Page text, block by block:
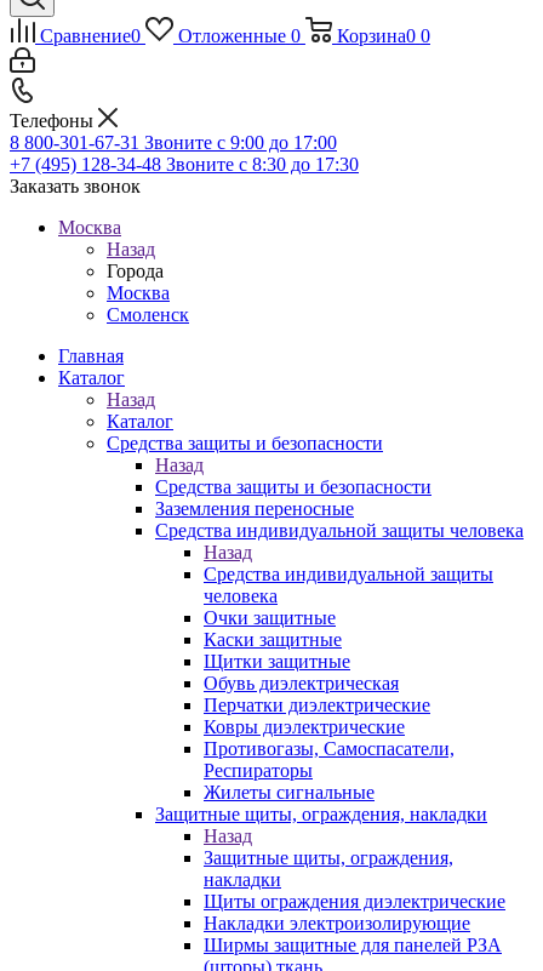
Сравнение0 Отложенные 0 Корзина0 0
Телефоны
8 800-301-67-31 Звоните с 9:00 до 17:00
+7 (495) 128-34-48 Звоните с 8:30 до 17:30
Заказать звонок
Москва
Назад
Города
Москва
Смоленск
Главная
Каталог
Назад
Каталог
Средства защиты и безопасности
Назад
Средства защиты и безопасности
Заземления переносные
Средства индивидуальной защиты человека
Назад
Средства индивидуальной защиты
человека
Очки защитные
Каски защитные
Щитки защитные
Обувь диэлектрическая
Перчатки диэлектрические
Ковры диэлектрические
Противогазы, Самоспасатели,
Респираторы
Жилеты сигнальные
Защитные щиты, ограждения, накладки
Назад
Защитные щиты, ограждения,
накладки
Щиты ограждения диэлектрические
Накладки электроизолирующие
Ширмы защитные для панелей РЗА
(шторы) ткань